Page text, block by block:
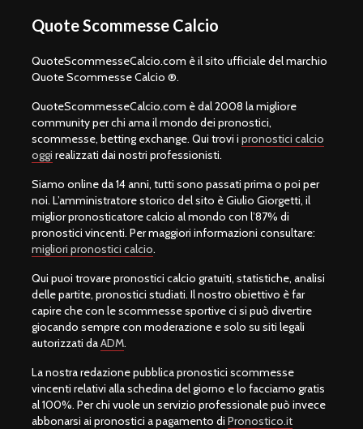
Quote Scommesse Calcio
QuoteScommesseCalcio.com è il sito ufficiale del marchio
Quote Scommesse Calcio ®.
QuoteScommesseCalcio.com è dal 2008 la migliore
community per chi ama il mondo dei pronostici,
scommesse, betting exchange. Qui trovi i pronostici calcio
oggi realizzati dai nostri professionisti.
Siamo online da 14 anni, tutti sono passati prima o poi per
noi. L’amministratore storico del sito è Giulio Giorgetti, il
miglior pronosticatore calcio al mondo con l’87% di
pronostici vincenti. Per maggiori informazioni consultare:
migliori pronostici calcio.
Qui puoi trovare pronostici calcio gratuiti, statistiche, analisi
delle partite, pronostici studiati. Il nostro obiettivo è far
capire che con le scommesse sportive ci si può divertire
giocando sempre con moderazione e solo su siti legali
autorizzati daADM.
La nostra redazione pubblica pronostici scommesse
vincenti relativi alla schedina del giorno e lo facciamo gratis
al 100%. Per chi vuole un servizio professionale può invece
abbonarsi ai pronostici a pagamento di Pronostico.it